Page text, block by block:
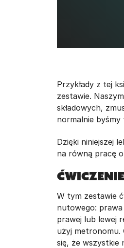
Przykłady z tej
zestawie.
składowych,
normalnie byśmy
Dzięki niniejszej
na równą pracę
W tym zestawie
nutowego:
prawej lub lewej
użyj metronomu.
się, że wszystkie